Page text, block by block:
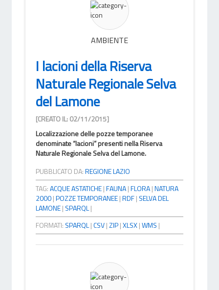
AMBIENTE
I lacioni della Riserva
Naturale Regionale Selva
del Lamone
[CREATO IL: 02/11/2015]
Localizzazione delle pozze temporanee
denominate “lacioni” presenti nella Riserva
Naturale Regionale Selva del Lamone.
PUBBLICATO DA:REGIONE LAZIO
TAG:ACQUE ASTATICHE|FAUNA|FLORA|NATURA
2000|POZZE TEMPORANEE|RDF| SELVA DEL
LAMONE| SPARQL|
FORMATI: SPARQL|CSV|ZIP|XLSX|WMS |